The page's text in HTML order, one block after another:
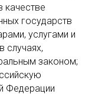
качестве
государств
услугами и
случаях,
законом;
Федерации